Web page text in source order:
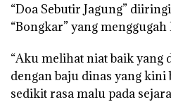
“Doa Sebutir Jagung”
“Bongkar” yang menggugah
“Aku melihat niat baik yang
dengan baju dinas yang kini
sedikit rasa malu pada